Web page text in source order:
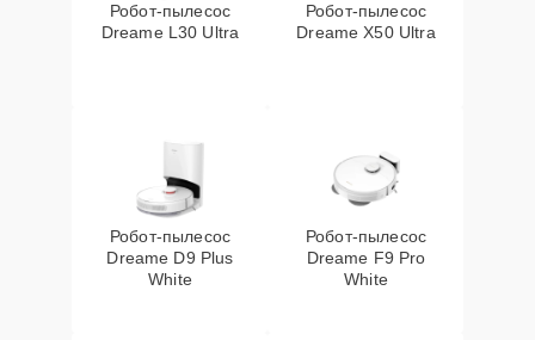
Робот-пылесос
Dreame L30 Ultra
Робот-пылесос
Dreame X50 Ultra
Робот-пылесос
Dreame D9 Plus
White
Робот-пылесос
Dreame F9 Pro
White